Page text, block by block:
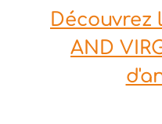
Découvrez
AND